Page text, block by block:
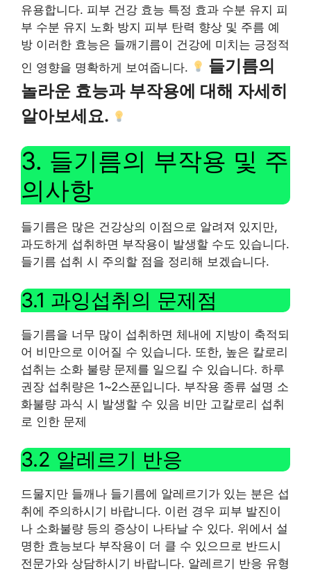
유용합니다. 피부 건강 효능 특정 효과 수분 유지 피
부 수분 유지 노화 방지 피부 탄력 향상 및 주름 예
방 이러한 효능은 들깨기름이 건강에 미치는 긍정적
인 영향을 명확하게 보여줍니다.
들기름의
놀라운 효능과 부작용에 대해 자세히
알아보세요.
3. 들기름의 부작용 및 주
의사항
들기름은 많은 건강상의 이점으로 알려져 있지만,
과도하게 섭취하면 부작용이 발생할 수도 있습니다.
들기름 섭취 시 주의할 점을 정리해 보겠습니다.
3.1 과잉섭취의 문제점
들기름을 너무 많이 섭취하면 체내에 지방이 축적되
어 비만으로 이어질 수 있습니다. 또한, 높은 칼로리
섭취는 소화 불량 문제를 일으킬 수 있습니다. 하루
권장 섭취량은 1~2스푼입니다. 부작용 종류 설명 소
화불량 과식 시 발생할 수 있음 비만 고칼로리 섭취
로 인한 문제
3.2 알레르기 반응
드물지만 들깨나 들기름에 알레르기가 있는 분은 섭
취에 주의하시기 바랍니다. 이런 경우 피부 발진이
나 소화불량 등의 증상이 나타날 수 있다. 위에서 설
명한 효능보다 부작용이 더 클 수 있으므로 반드시
전문가와 상담하시기 바랍니다. 알레르기 반응 유형